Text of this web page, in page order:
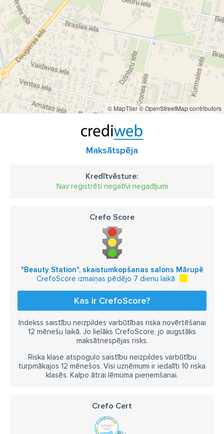
Kosmētiskās procedūras LPG masāža
HIALUROX
SIA "BS Studija"
BS Studija
skaistumkopšanas salons Mārupē
skaistumkopšanas saloni Mārupē
Salons Mārupē
mārupe skaistumkopšanas salons
Beauty Station
Beauty Station Mārupe
marupe beauty station
© MapTiler© OpenStreetMap contributors
Maksātspēja
Kredītvēsture:
Nav reģistrēti negatīvi negadījumi
Crefo Score
"Beauty Station", skaistumkopšanas salons Mārupē
CrefoScore izmaiņas pēdējo 7 dienu laikā
Kas ir CrefoScore?
Indekss saistību neizpildes varbūtības riska novērtēšanai
12 mēnešu laikā. Jo lielāks CrefoScore, jo augstāks
maksātnespējas risks.
Riska klase atspoguļo saistību neizpildes varbūtību
turpmākajos 12 mēnešos. Visi uzņēmumi ir iedalīti 10 riska
klasēs. Kalpo ātrai lēmuma pieņemšanai.
Crefo Cert